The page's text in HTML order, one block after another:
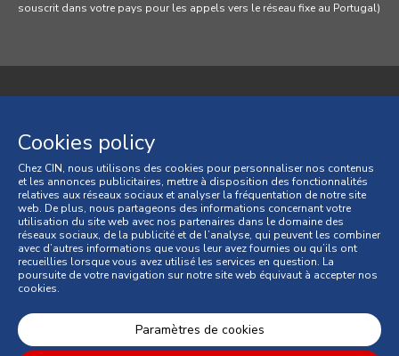
souscrit dans votre pays pour les appels vers le réseau fixe au Portugal)
Politique de cookies
Conditions générales
Conditions générales de vente
Litiges de consommation
Livre des Réclamations Online
© 2026 CIN, S.A.
Cookies policy
Chez CIN, nous utilisons des cookies pour personnaliser nos contenus
et les annonces publicitaires, mettre à disposition des fonctionnalités
relatives aux réseaux sociaux et analyser la fréquentation de notre site
web. De plus, nous partageons des informations concernant votre
utilisation du site web avec nos partenaires dans le domaine des
réseaux sociaux, de la publicité et de l’analyse, qui peuvent les combiner
avec d’autres informations que vous leur avez fournies ou qu’ils ont
recueillies lorsque vous avez utilisé les services en question. La
poursuite de votre navigation sur notre site web équivaut à accepter nos
cookies.
Paramètres de cookies